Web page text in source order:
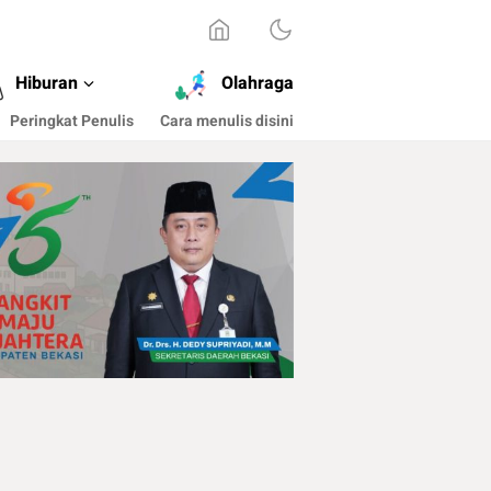
Hiburan Olahraga
Peringkat Penulis Cara menulis disini